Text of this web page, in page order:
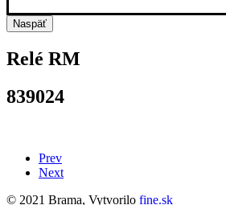
Naspäť
Relé RM
839024
Prev
Next
© 2021 Brama, Vytvorilo fine.sk